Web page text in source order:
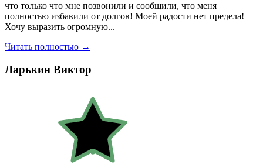
что только что мне позвонили и сообщили, что меня
полностью избавили от долгов! Моей радости нет предела!
Хочу выразить огромную...
Читать полностью →
Ларькин Виктор